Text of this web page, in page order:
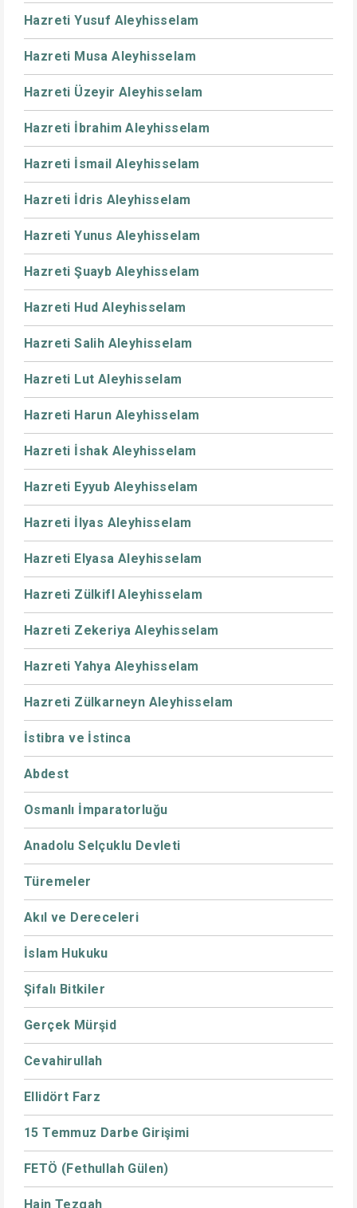
Hazreti Yusuf Aleyhisselam
Hazreti Musa Aleyhisselam
Hazreti Üzeyir Aleyhisselam
Hazreti İbrahim Aleyhisselam
Hazreti İsmail Aleyhisselam
Hazreti İdris Aleyhisselam
Hazreti Yunus Aleyhisselam
Hazreti Şuayb Aleyhisselam
Hazreti Hud Aleyhisselam
Hazreti Salih Aleyhisselam
Hazreti Lut Aleyhisselam
Hazreti Harun Aleyhisselam
Hazreti İshak Aleyhisselam
Hazreti Eyyub Aleyhisselam
Hazreti İlyas Aleyhisselam
Hazreti Elyasa Aleyhisselam
Hazreti Zülkifl Aleyhisselam
Hazreti Zekeriya Aleyhisselam
Hazreti Yahya Aleyhisselam
Hazreti Zülkarneyn Aleyhisselam
İstibra ve İstinca
Abdest
Osmanlı İmparatorluğu
Anadolu Selçuklu Devleti
Türemeler
Akıl ve Dereceleri
İslam Hukuku
Şifalı Bitkiler
Gerçek Mürşid
Cevahirullah
Ellidört Farz
15 Temmuz Darbe Girişimi
FETÖ (Fethullah Gülen)
Hain Tezgah